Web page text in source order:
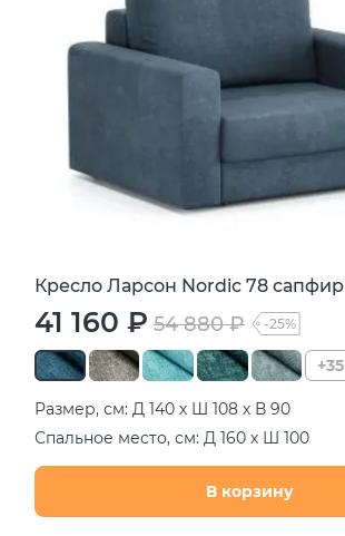
Кресло Ларсон Nordic 78 сапфир
41 160 ₽ 54 880 ₽ -25%
+35
Размер, см: Д 140 х Ш 108 х В 90
Спальное место, см: Д 160 х Ш 100
В корзину